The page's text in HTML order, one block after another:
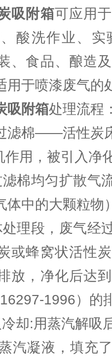
吸附箱可应用
、酸洗作业、
、食品、酿造
用于喷漆废气的
吸附箱处理流程
滤棉——活性炭
作用，被引入净
棉均匀扩散气
体中的大颗粒物
理段，废气经
或蜂窝状活性
放，净化后达
1996）的
却:用蒸汽解吸
汽凝液，填充